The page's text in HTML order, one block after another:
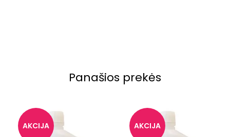
Panašios prekės